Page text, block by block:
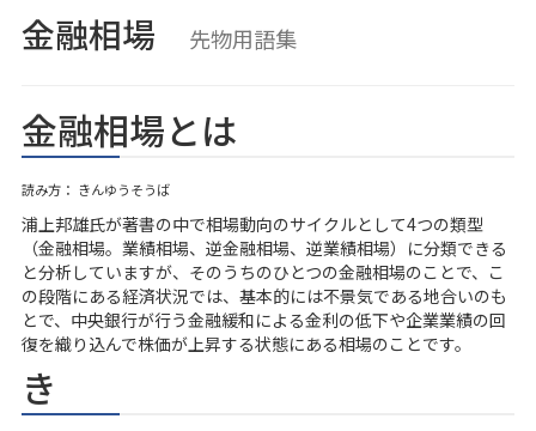
金融相場 先物用語集
金融相場とは
読み方： きんゆうそうば
浦上邦雄氏が著書の中で相場動向のサイクルとして4つの類型
（金融相場。業績相場、逆金融相場、逆業績相場）に分類できる
と分析していますが、そのうちのひとつの金融相場のことで、こ
の段階にある経済状況では、基本的には不景気である地合いのも
とで、中央銀行が行う金融緩和による金利の低下や企業業績の回
復を織り込んで株価が上昇する状態にある相場のことです。
き